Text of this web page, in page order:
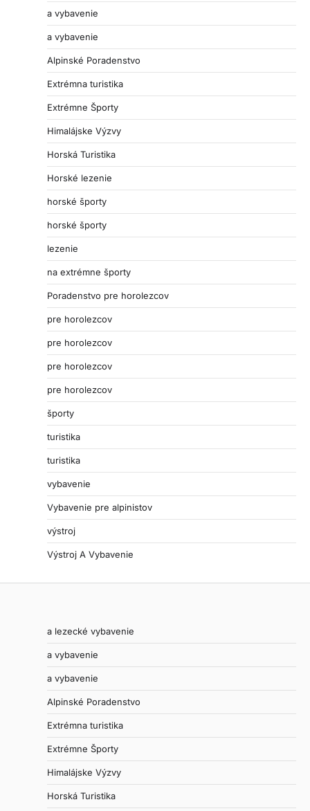
a vybavenie
a vybavenie
Alpinské Poradenstvo
Extrémna turistika
Extrémne Športy
Himalájske Výzvy
Horská Turistika
Horské lezenie
horské športy
horské športy
lezenie
na extrémne športy
Poradenstvo pre horolezcov
pre horolezcov
pre horolezcov
pre horolezcov
pre horolezcov
športy
turistika
turistika
vybavenie
Vybavenie pre alpinistov
výstroj
Výstroj A Vybavenie
a lezecké vybavenie
a vybavenie
a vybavenie
Alpinské Poradenstvo
Extrémna turistika
Extrémne Športy
Himalájske Výzvy
Horská Turistika